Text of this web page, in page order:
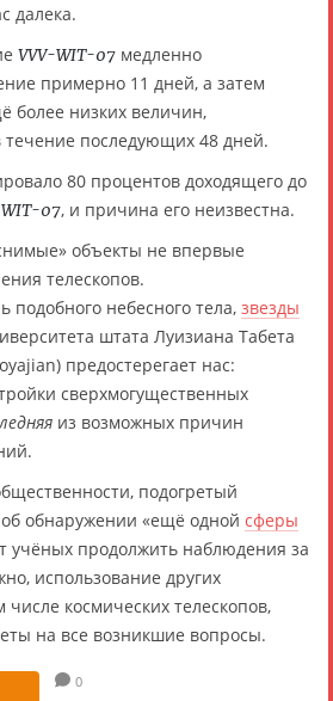
далека.
VVV-WIT-07 медленно
примерно 11 дней, а затем
более низких величин,
последующих 48 дней.
80 процентов доходящего до
07, и причина его неизвестна.
объекты не впервые
телескопов.
подобного небесного тела, звезды
штата Луизиана Табета
предостерегает нас:
сверхмогущественных
из возможных причин
подогретый
обнаружении «ещё одной сферы
учёных продолжить наблюдения за
использование других
числе космических телескопов,
на все возникшие вопросы.
0